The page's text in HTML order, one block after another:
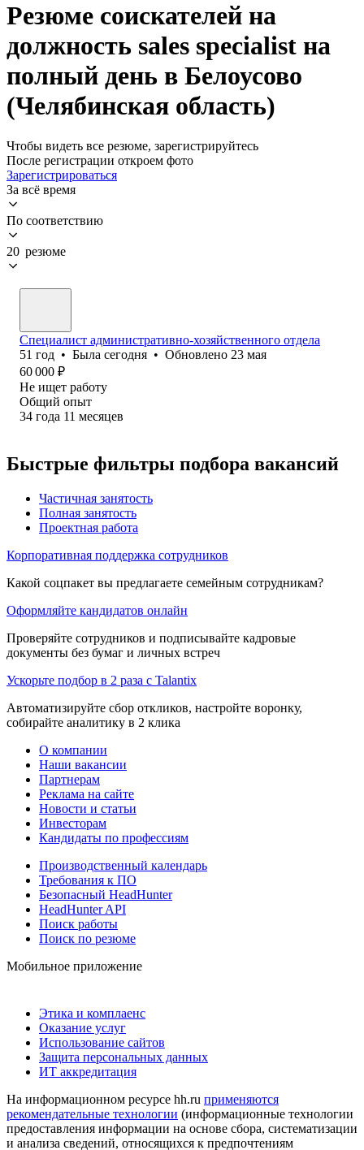
Резюме соискателей на
должность sales specialist на
полный день в Белоусово
(Челябинская область)
Чтобы видеть все резюме, зарегистрируйтесь
После регистрации откроем фото
Зарегистрироваться
За всё время
По соответствию
20 резюме
Специалист административно-хозяйственного отдела
51 год • Была сегодня • Обновлено 23 мая
60 000 ₽
Не ищет работу
Общий опыт
34 года 11 месяцев
Быстрые фильтры подбора вакансий
Частичная занятость
Полная занятость
Проектная работа
Корпоративная поддержка сотрудников
Какой соцпакет вы предлагаете семейным сотрудникам?
Оформляйте кандидатов онлайн
Проверяйте сотрудников и подписывайте кадровые
документы без бумаг и личных встреч
Ускорьте подбор в 2 раза с Talantix
Автоматизируйте сбор откликов, настройте воронку,
собирайте аналитику в 2 клика
О компании
Наши вакансии
Партнерам
Реклама на сайте
Новости и статьи
Инвесторам
Кандидаты по профессиям
Производственный календарь
Требования к ПО
Безопасный HeadHunter
HeadHunter API
Поиск работы
Поиск по резюме
Мобильное приложение
Этика и комплаенс
Оказание услуг
Использование сайтов
Защита персональных данных
ИТ аккредитация
На информационном ресурсе hh.ru применяются
рекомендательные технологии (информационные технологии
предоставления информации на основе сбора, систематизации
и анализа сведений, относящихся к предпочтениям